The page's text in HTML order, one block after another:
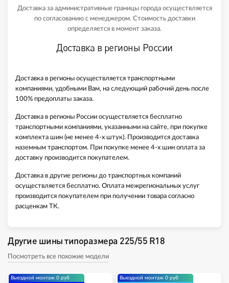
Доставка за административные границы города осуществляется
по согласованию с менеджером. Стоимость доставки
определяется в момент заказа.
Доставка в регионы России
Доставка в регионы осуществляется транспортными
компаниями, удобными Вам, на следующий рабочий день после
100% предоплаты заказа.
Доставка в регионы России осуществляется бесплатно
транспортными компаниями, указанными на сайте, при покупке
комплекта шин (не менее 4-х штук). Производится доставка
наземным транспортом. При покупке менее 4-х шин оплата за
доставку производится покупателем.
Доставка в другие регионы до транспортных компаний
осуществляется бесплатно. Оплата межрегиональных услуг
производится покупателем при получении товара согласно
расценкам ТК.
Другие шины типоразмера 225/55 R18
Посмотреть все похожие модели
Выездной монтаж 0 руб
Выездной монтаж 0 руб